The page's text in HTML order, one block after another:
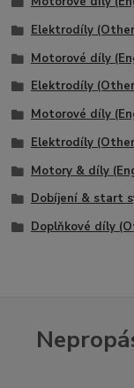
Elektrodíly
Motorové díly
Elektrodíly
Motorové díly
Elektrodíly
Motory & díly
Dobíjení & start
Doplňkové díly